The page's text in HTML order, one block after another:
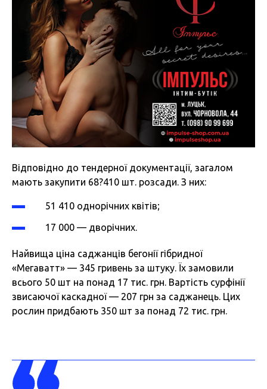
Відповідно до тендерної документації, загалом
мають закупити 68?410 шт. розсади. З них:
51 410 однорічних квітів;
17 000 — дворічних.
Найвища ціна саджанців бегонії гібридної
«Мегаватт» — 345 гривень за штуку. Їх замовили
всього 50 шт на понад 17 тис. грн. Вартість сурфінії
звисаючої каскадної — 207 грн за саджанець. Цих
рослин придбають 350 шт за понад 72 тис. грн.